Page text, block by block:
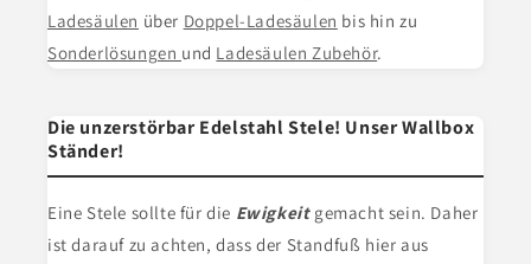
Ladesäulen über Doppel-Ladesäulen bis hin zu
Sonderlösungen und Ladesäulen Zubehör.
Die unzerstörbar Edelstahl Stele! Unser Wallbox
Ständer!
Eine Stele sollte für die Ewigkeit gemacht sein. Daher
ist darauf zu achten, dass der Standfuß hier aus